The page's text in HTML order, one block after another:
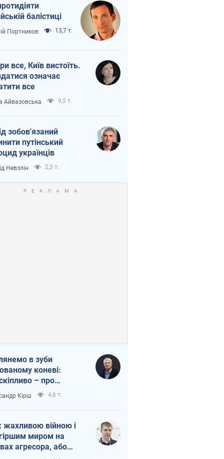
балістиці
Портников 13,7 т.
все, Київ вистоїть.
означає
все
Айвазовська 9,5 т.
зобов'язаний
путінський
українців
Невзлін 2,3 т.
в зуби
коневі:
– про
Україні
Кірш 4,6 т.
жахливою війною і
миром на
агресора, або